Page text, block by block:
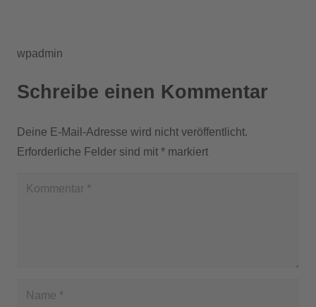
wpadmin
Schreibe einen Kommentar
Deine E-Mail-Adresse wird nicht veröffentlicht.
Erforderliche Felder sind mit * markiert